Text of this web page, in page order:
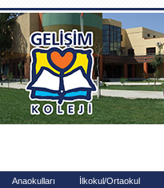
.
Anaokulları İlkokul/Ortaokul